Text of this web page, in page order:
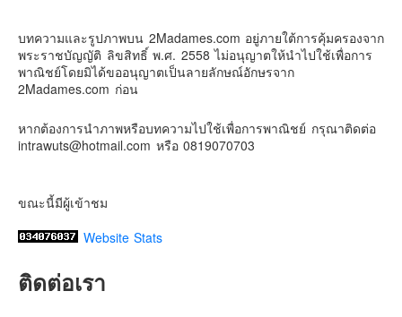
ปล. ขอบคุณเสื้อทีมน่ารักๆจากBabyLovett เสื้อผ้าเด็ก
#รักใครให้พาไปดิสนีย์แลนด์ #hongkongdisneyland
#discoverhongkong #hongkongsummerfu
Photo
View on Facebook
บทความและรูปภาพบน 2Madames.com อยู่ภายใต้การคุ้มครองจาก
พระราชบัญญัติ ลิขสิทธิ์ พ.ศ. 2558 ไม่อนุญาตให้นำไปใช้เพื่อการ
พาณิชย์โดยมิได้ขออนุญาตเป็นลายลักษณ์อักษรจาก
2Madames.com ก่อน
หากต้องการนำภาพหรือบทความไปใช้เพื่อการพาณิชย์ กรุณาติดต่อ
intrawuts@hotmail.com หรือ 0819070703
ขณะนี้มีผู้เข้าชม
Website Stats
ติดต่อเรา